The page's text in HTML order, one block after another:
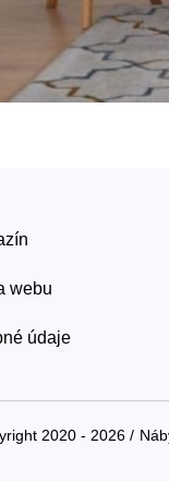
webu
údaje
2020 - 2026 /